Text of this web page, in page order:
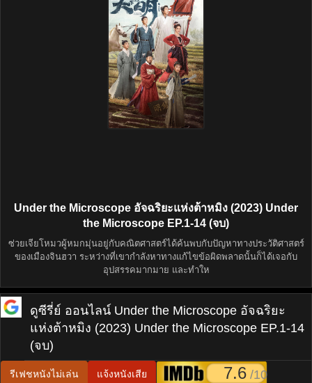
Under the Microscope อัจฉริยะแห่งต้าหมิง (2023) Under
the Microscope EP.1-14 (จบ)
ซ่วยเจียโหมวผู้หมกมุ่นอยู่กับคณิตศาสตร์ได้ค้นพบกับปัญหาทางประวัติศาสตร์
ของเมืองจินฮวา ระหว่างที่เขากำลังหาทางแก้ไขข้อผิดพลาดนั้นก็ได้เจอกับ
อุปสรรคมากมาย และทำให
ดูซีรี่ย์ ออนไลน์ Under the Microscope อัจฉริยะ
แห่งต้าหมิง (2023) Under the Microscope EP.1-14
(จบ)
รีเฟชหนังไม่เล่น แจ้งหนังเสีย 7.6 /10